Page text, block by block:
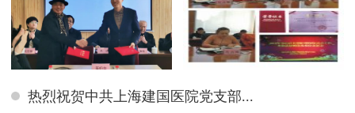
热烈祝贺中共上海建国医院党支部...